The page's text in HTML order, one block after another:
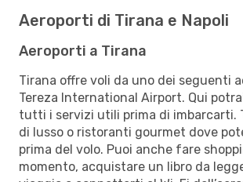
Aeroporti di Tirana e Napoli
Aeroporti a Tirana
Tirana offre voli da uno dei seguenti
Tereza International Airport. Qui
tutti i servizi utili prima di imbarcarti.
di lusso o ristoranti gourmet dove
prima del volo. Puoi anche fare
momento, acquistare un libro da